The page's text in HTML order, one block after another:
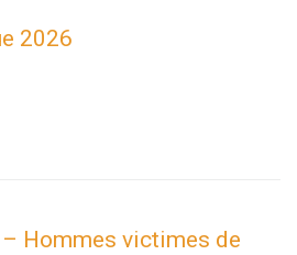
2026
Hommes victimes de